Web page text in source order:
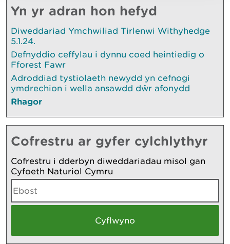
Yn yr adran hon hefyd
Diweddariad Ymchwiliad Tirlenwi Withyhedge
5.1.24.
Defnyddio ceffylau i dynnu coed heintiedig o
Fforest Fawr
Adroddiad tystiolaeth newydd yn cefnogi
ymdrechion i wella ansawdd dŵr afonydd
Rhagor
Cofrestru ar gyfer cylchlythyr
Cofrestru i dderbyn diweddariadau misol gan
Cyfoeth Naturiol Cymru